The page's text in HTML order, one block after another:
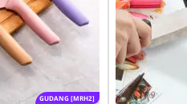
GUDANG [MRH2]